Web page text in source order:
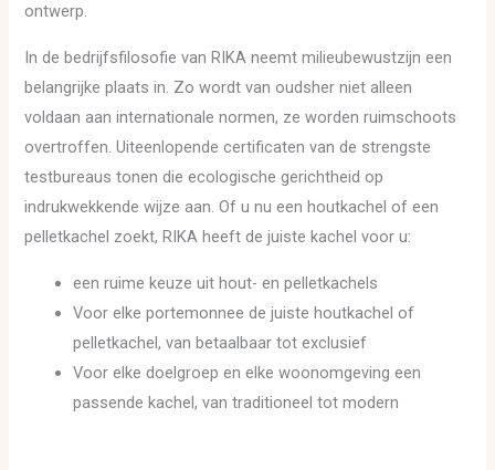
ontwerp.
In de bedrijfsfilosofie van RIKA neemt milieubewustzijn een
belangrijke plaats in. Zo wordt van oudsher niet alleen
voldaan aan internationale normen, ze worden ruimschoots
overtroffen. Uiteenlopende certificaten van de strengste
testbureaus tonen die ecologische gerichtheid op
indrukwekkende wijze aan. Of u nu een houtkachel of een
pelletkachel zoekt, RIKA heeft de juiste kachel voor u:
een ruime keuze uit hout- en pelletkachels
Voor elke portemonnee de juiste houtkachel of
pelletkachel, van betaalbaar tot exclusief
Voor elke doelgroep en elke woonomgeving een
passende kachel, van traditioneel tot modern